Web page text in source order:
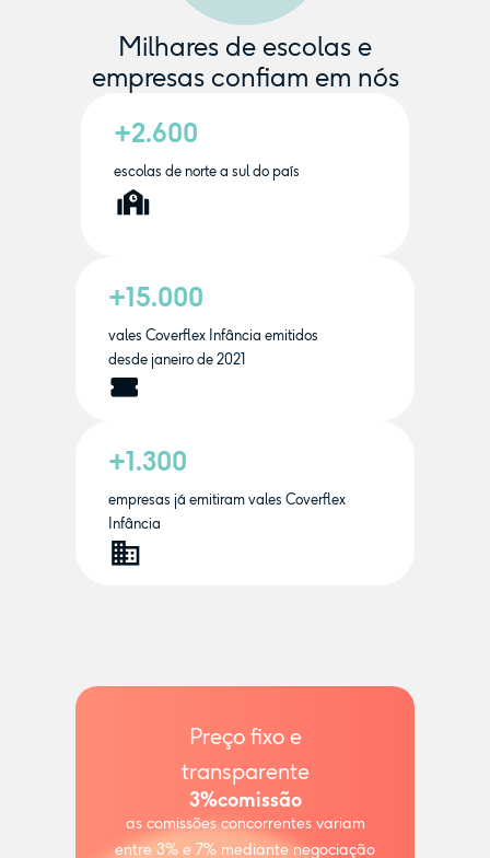
Milhares de escolas e
empresas confiam em nós
+2.600
escolas de norte a sul do país
+15.000
vales Coverflex Infância emitidos
desde janeiro de 2021
+1.300
empresas já emitiram vales Coverflex
Infância
Preço fixo e
transparente
3%comissão
as comissões concorrentes variam
entre 3% e 7% mediante negociação